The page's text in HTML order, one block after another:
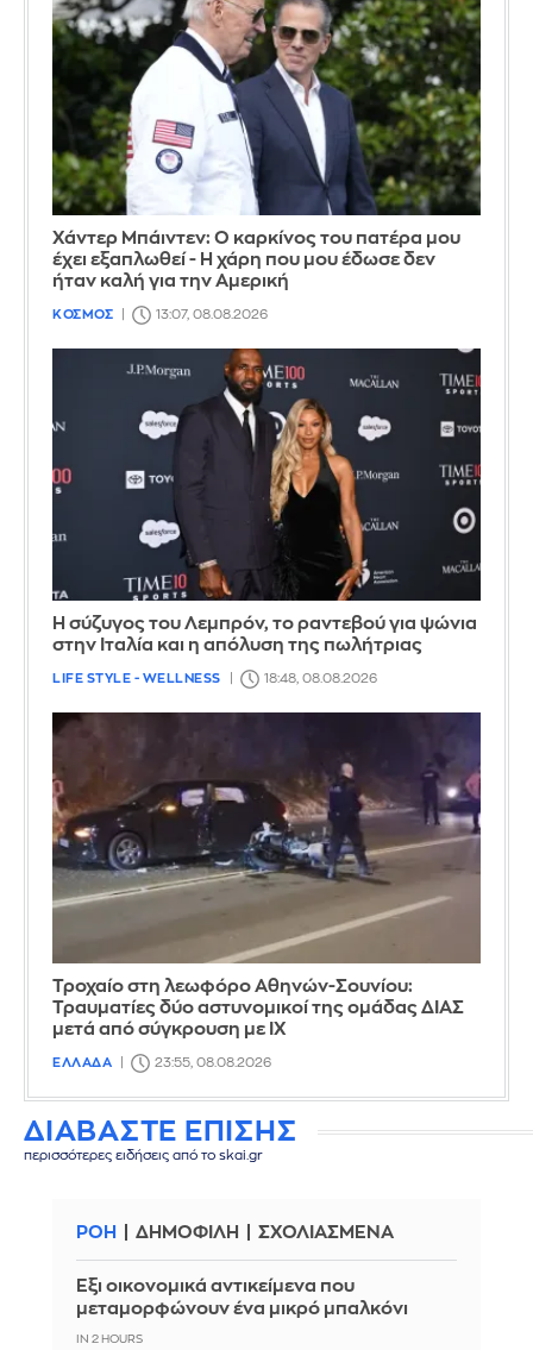
Χάντερ Μπάιντεν: Ο καρκίνος του πατέρα μου
έχει εξαπλωθεί - Η χάρη που μου έδωσε δεν
ήταν καλή για την Αμερική
ΚΟΣΜΟΣ 13:07, 08.08.2026
Η σύζυγος του Λεμπρόν, το ραντεβού για ψώνια
στην Ιταλία και η απόλυση της πωλήτριας
LIFE STYLE - WELLNESS 18:48, 08.08.2026
Τροχαίο στη λεωφόρο Αθηνών-Σουνίου:
Τραυματίες δύο αστυνομικοί της ομάδας ΔΙΑΣ
μετά από σύγκρουση με ΙΧ
ΕΛΛΑΔΑ 23:55, 08.08.2026
ΔΙΑΒΑΣΤΕ ΕΠΙΣΗΣ
περισσότερες ειδήσεις από το skai.gr
ΡΟΗ ΔΗΜΟΦΙΛΗ ΣΧΟΛΙΑΣΜΕΝΑ
Έξι οικονομικά αντικείμενα που
μεταμορφώνουν ένα μικρό μπαλκόνι
IN 2 HOURS